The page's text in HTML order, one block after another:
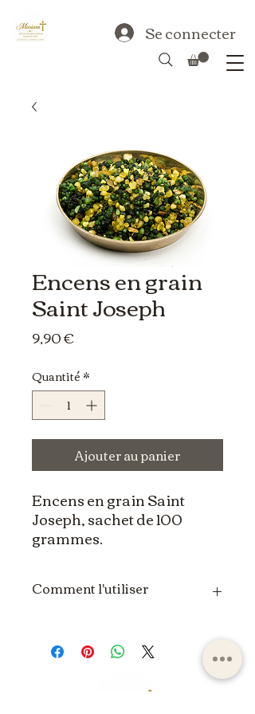
Se connecter
Encens en grain
Saint Joseph
9,90 €Prix
Quantité*
Ajouter au panier
Encens en grain Saint
Joseph, sachet de 100
grammes.
Comment l'utiliser
peut varier en fonction des
traditions spirituelles, religieuses
méthode générale pour utiliser